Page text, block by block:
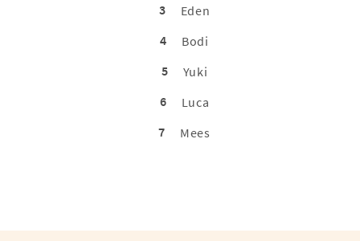
3
Eden
4
Bodi
5
Yuki
6
Luca
7
Mees